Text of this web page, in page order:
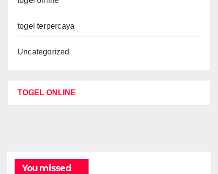
togel terpercaya
Uncategorized
TOGEL ONLINE
You missed